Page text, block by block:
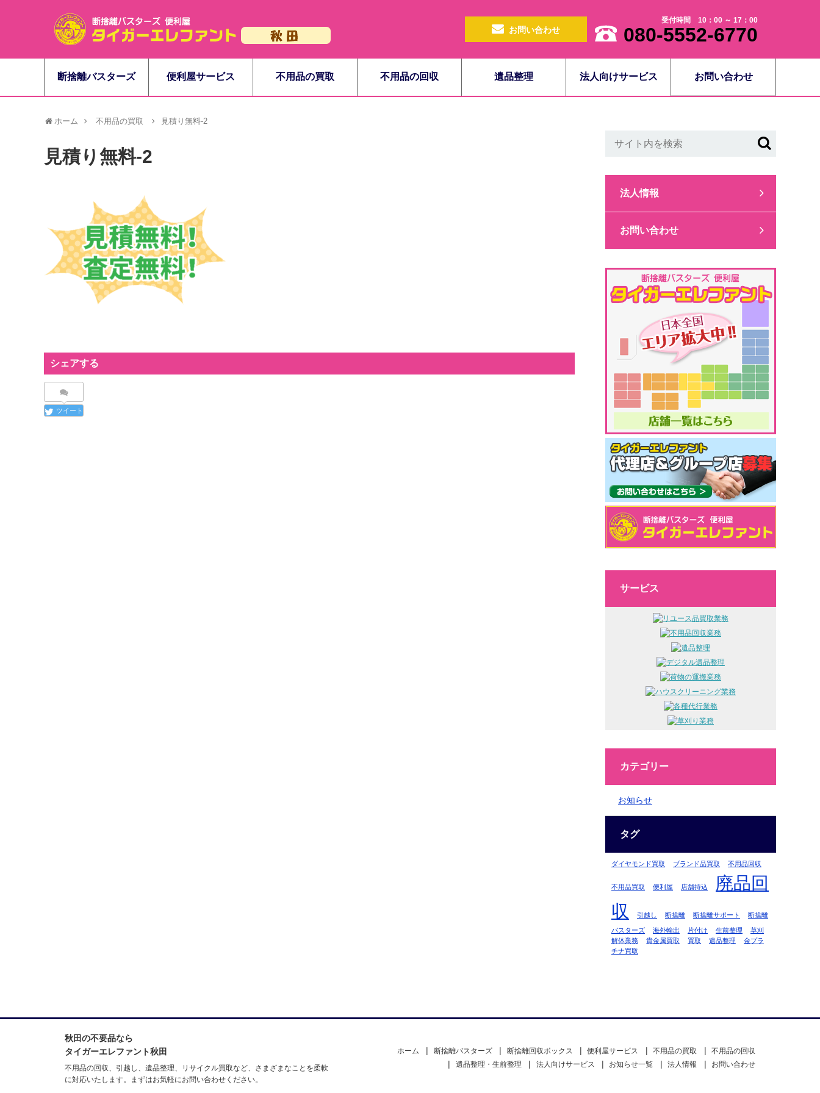
お問い合わせ
受付時間 10：00 ～ 17：00
080-5552-6770
断捨離バスターズ 便利屋サービス 不用品の買取 不用品の回収 遺品整理 法人向けサービス お問い合わせ
ホーム 不用品の買取 見積り無料-2
見積り無料-2
シェアする
ツイート
法人情報
お問い合わせ
サービス
カテゴリー
お知らせ
タグ
ダイヤモンド買取 ブランド品買取 不用品回収
不用品買取 便利屋 店舗持込
廃品回
収
引越し 断捨離 断捨離サポート 断捨離
バスターズ 海外輸出 片付け 生前整理
草刈
解体業務
貴金属買取 買取 遺品整理
金プラ
チナ買取
秋田の不要品なら
タイガーエレファント秋田
不用品の回収、引越し、遺品整理、リサイクル買取など、さまざまなことを柔軟
に対応いたします。まずはお気軽にお問い合わせください。
ホーム 断捨離バスターズ 断捨離回収ボックス 便利屋サービス 不用品の買取
不用品の回収
遺品整理・生前整理
法人向けサービス お知らせ一覧 法人情報 お問い合わせ